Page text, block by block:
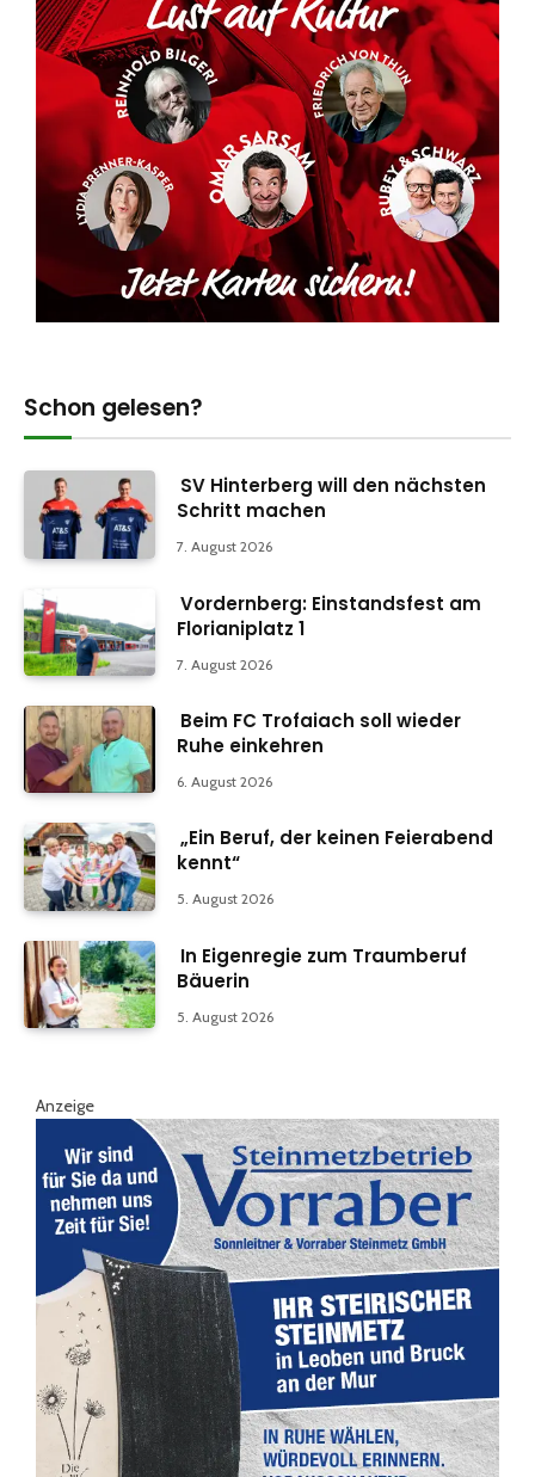
Schon gelesen?
SV Hinterberg will den nächsten
Schritt machen
7. August 2026
Vordernberg: Einstandsfest am
Florianiplatz 1
7. August 2026
Beim FC Trofaiach soll wieder
Ruhe einkehren
6. August 2026
„Ein Beruf, der keinen Feierabend
kennt“
5. August 2026
In Eigenregie zum Traumberuf
Bäuerin
5. August 2026
Anzeige